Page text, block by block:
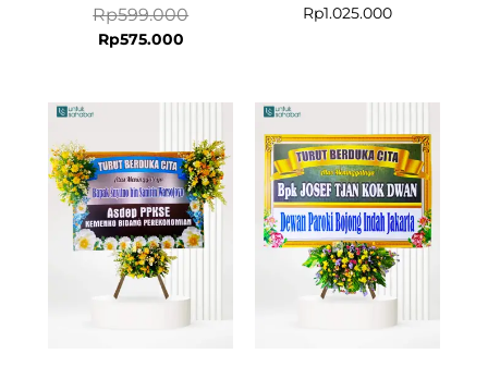
Rp599.000
Rp575.000
Rp1.025.000
price
was:
Rp949.000.
price
is:
Rp925.000.
price
was:
Rp599.000.
price
is:
Rp575.000.